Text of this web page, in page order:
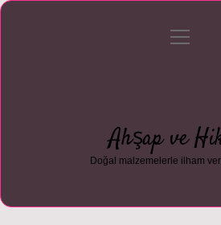
Gizlilik Politikası
menüyü
Ahşap ve
Doğal malzemelerle ilham